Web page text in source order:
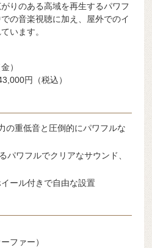
りのある高域を再生するパワフ
の音楽視聴に加え、屋外でのイ
います。
）
円（税込）
の重低音と圧倒的にパワフルな
パワフルでクリアなサウンド、
ール付きで自由な設置
ファー）